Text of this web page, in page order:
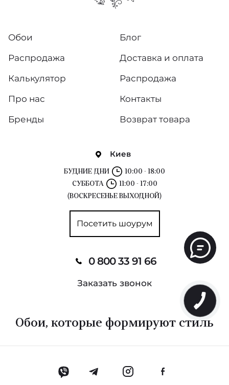
Киев
БУДНИЕ ДНИ
10:00 - 18:00
СУББОТА
11:00 - 17:00
(ВОСКРЕСЕНЬЕ ВЫХОДНОЙ)
Посетить шоурум
0 800 33 91 66
Заказать звонок
Обои
Распродажа
Калькулятор
Про нас
Бренды
Блог
Доставка и оплата
Распродажа
Контакты
Возврат товара
Обои, которые формируют стиль